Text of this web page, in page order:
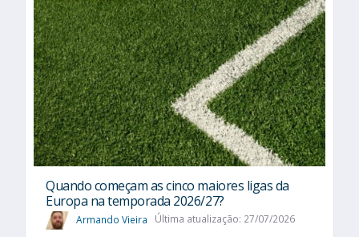
Quando começam as cinco maiores ligas da
Europa na temporada 2026/27?
Armando Vieira Última atualização: 27/07/2026